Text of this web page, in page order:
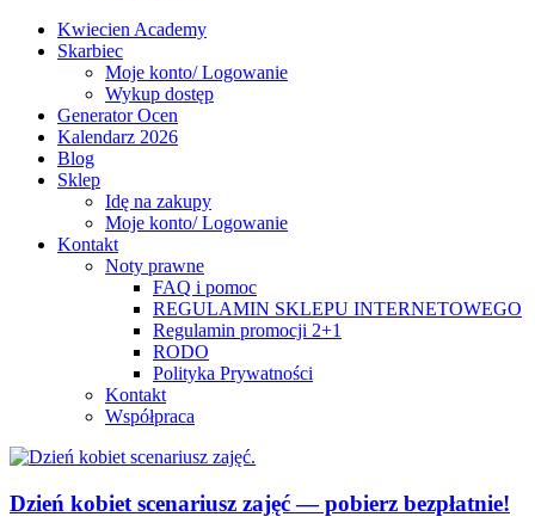
Kwiecien Academy
Skarbiec
Moje konto/ Logowanie
Wykup dostęp
Generator Ocen
Kalendarz 2026
Blog
Sklep
Idę na zakupy
Moje konto/ Logowanie
Kontakt
Noty prawne
FAQ i pomoc
REGULAMIN SKLEPU INTERNETOWEGO
Regulamin promocji 2+1
RODO
Polityka Prywatności
Kontakt
Współpraca
Dzień kobiet scenariusz zajęć — pobierz bezpłatnie!